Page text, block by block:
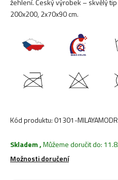
žehlení. Český výrobek – skvělý
200x200, 2x70x90 cm.
Kód produktu:01301-
Skladem,Můžeme doručit do:
Možnosti doručení